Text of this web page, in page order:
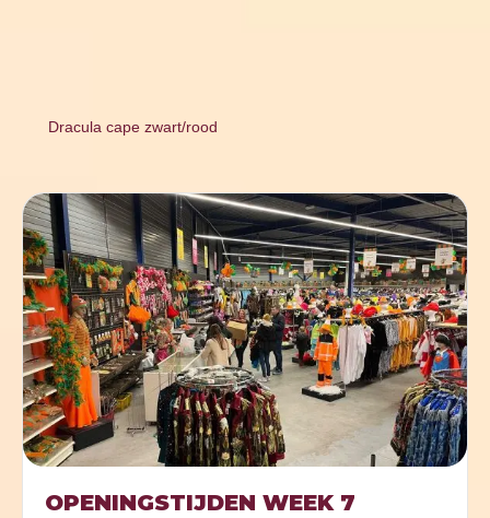
Dracula cape zwart/rood
OPENINGSTIJDEN WEEK 7